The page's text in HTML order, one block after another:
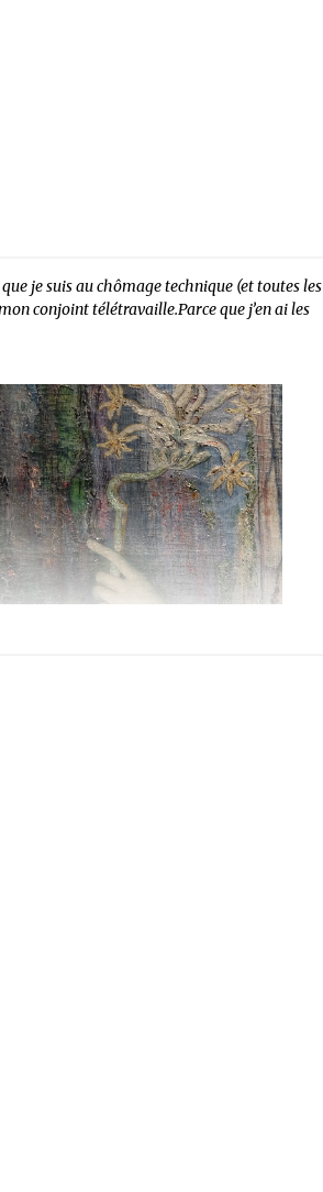
je suis au chômage technique (et toutes les
conjoint télétravaille.Parce que j’en ai les